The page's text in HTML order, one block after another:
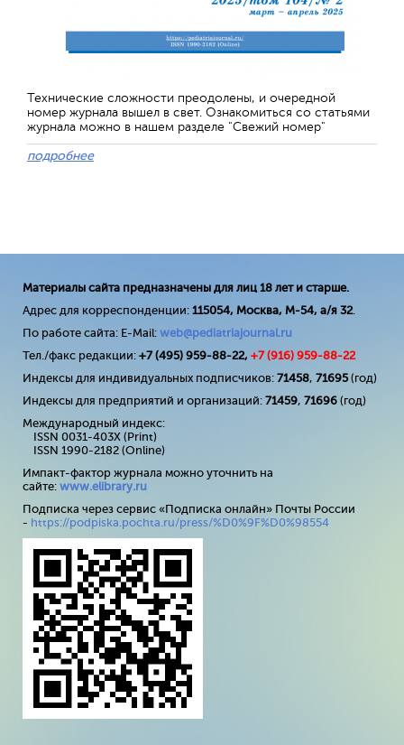
Технические сложности преодолены, и очередной
номер журнала вышел в свет. Ознакомиться со статьями
журнала можно в нашем разделе "Свежий номер"
подробнее
Материалы сайта предназначены для лиц 18 лет и старше.
Адрес для корреспонденции: 115054, Москва, М-54, а/я 32.
По работе сайта: E-Mail: web@pediatriajournal.ru
Тел./факс редакции: +7 (495) 959-88-22, +7 (916) 959-88-22
Индексы для индивидуальных подписчиков: 71458, 71695(год)
Индексы для предприятий и организаций: 71459, 71696 (год)
Международный индекс:
ISSN 0031-403X (Print)
ISSN 1990-2182 (Online)
Импакт-фактор журнала можно уточнить на
сайте: www.elibrary.ru
Подписка через сервис «Подписка онлайн» Почты России
- https://podpiska.pochta.ru/press/%D0%9F%D0%98554